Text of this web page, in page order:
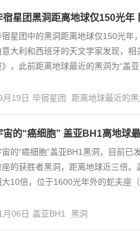
宿星团黑洞距离地球仅150光年
宿星团中的黑洞距离地球仅150光年
意大利和西班牙的天文学家发现，
，此前距离地球最近的黑洞为“盖亚
月19日 毕宿星团 距离地球最近的黑
宙的“癌细胞” 盖亚BH1离地球
宙的“癌细胞”盖亚BH1黑洞，目前
座的获胜者黑洞，距离地球近三倍
大10倍，位于1600光年外的蛇夫座（
月06日 盖亚BH1 黑洞